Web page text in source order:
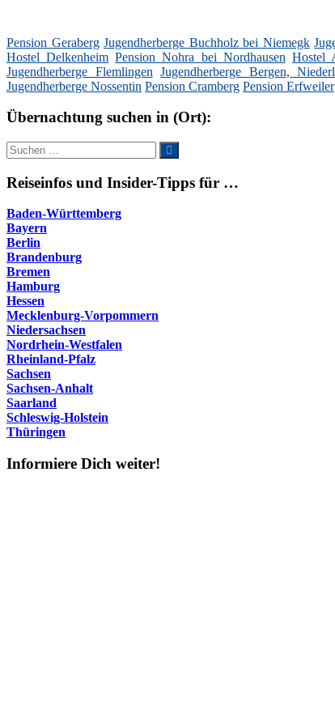
Pension Geraberg Jugendherberge Buchholz bei Niemegk
Hostel Delkenheim Pension Nohra bei Nordhausen Hostel
Jugendherberge Flemlingen Jugendherberge Bergen,
Jugendherberge Nossentin Pension Cramberg Pension Erfweiler
Übernachtung suchen in (Ort):
Suche
nach:
Suchen
Reiseinfos und Insider-Tipps für …
Baden-Württemberg
Bayern
Berlin
Brandenburg
Bremen
Hamburg
Hessen
Mecklenburg-Vorpommern
Niedersachsen
Nordrhein-Westfalen
Rheinland-Pfalz
Sachsen
Sachsen-Anhalt
Saarland
Schleswig-Holstein
Thüringen
Informiere Dich weiter!